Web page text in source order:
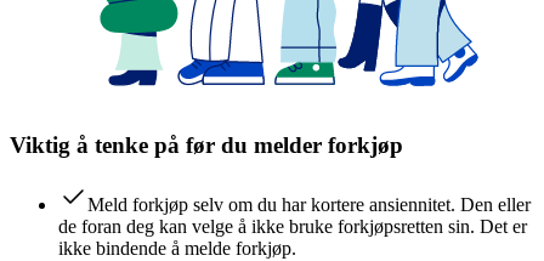
Viktig å tenke på før du melder forkjøp
Meld forkjøp selv om du har kortere ansiennitet. Den eller
de foran deg kan velge å ikke bruke forkjøpsretten sin. Det er
ikke bindende å melde forkjøp.